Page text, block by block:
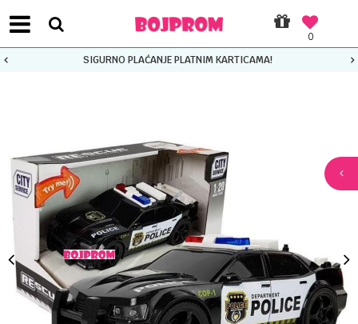
0
SIGURNO PLAĆANJE PLATNIM KARTICAMA!